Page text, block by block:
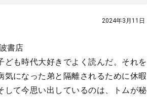
2024年3月11日
書店
も時代大好きでよく読んだ。それを
になった弟と隔離されるために休暇
て今思い出しているのは、トムが秘